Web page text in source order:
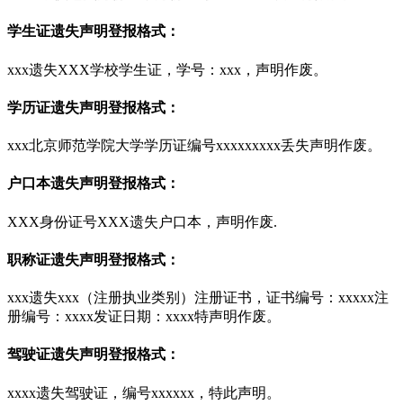
学生证遗失声明登报格式：
xxx遗失XXX学校学生证，学号：xxx，声明作废。
学历证遗失声明登报格式：
xxx北京师范学院大学学历证编号xxxxxxxxx丢失声明作废。
户口本遗失声明登报格式：
XXX身份证号XXX遗失户口本，声明作废.
职称证遗失声明登报格式：
xxx遗失xxx（注册执业类别）注册证书，证书编号：xxxxx注
册编号：xxxx发证日期：xxxx特声明作废。
驾驶证遗失声明登报格式：
xxxx遗失驾驶证，编号xxxxxx，特此声明。